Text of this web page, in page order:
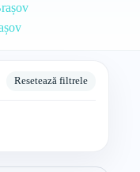
Resetează filtrele